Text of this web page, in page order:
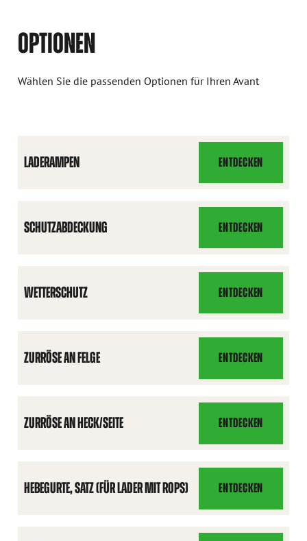
OPTIONEN
Wählen Sie die passenden Optionen für Ihren Avant
LADERAMPEN ENTDECKEN
LADERAMPEN
SCHUTZABDECKUNG ENTDECKEN
SCHUTZABDECKUNG
WETTERSCHUTZ ENTDECKEN
WETTERSCHUTZ
ZURRÖSE AN FELGE ENTDECKEN
ZURRÖSE
AN
FELGE
ZURRÖSE AN HECK/SEITE ENTDECKEN
ZURRÖSE
AN
HECK/SEITE
HEBEGURTE, SATZ (FÜR LADER MIT ROPS) ENTDECKEN
HEBEGURTE,
SATZ
(FÜR